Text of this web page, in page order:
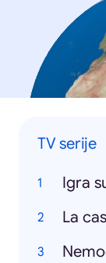
TV serije
Igra
La